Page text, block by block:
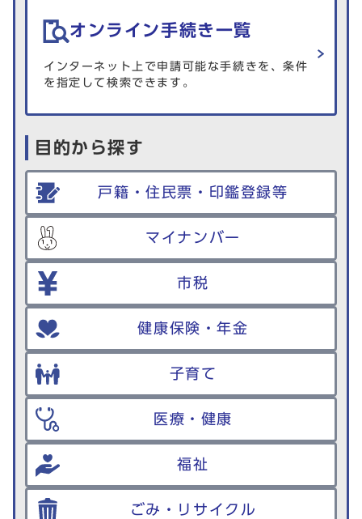
オンライン手続き一覧
インターネット上で申請可能な手続きを、条件
を指定して検索できます。
目的から探す
戸籍・住民票・印鑑登録等
マイナンバー
市税
健康保険・年金
子育て
医療・健康
福祉
ごみ・リサイクル